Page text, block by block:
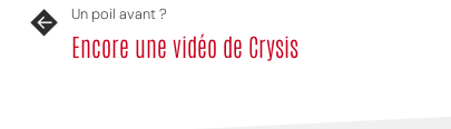
Un poil avant ?
Encore une vidéo de Crysis